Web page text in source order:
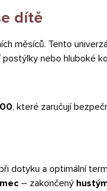
dítě
měsíců. Tento
nebo hluboké
, které zaručují
dotyku a optimální
– zakončený